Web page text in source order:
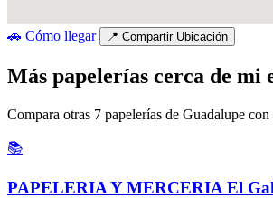
🚗 Cómo llegar 📍 Compartir Ubicación
Más papelerías cerca de mi
Compara otras 7 papelerías de Guadalupe
📚
PAPELERIA Y MERCERIA El